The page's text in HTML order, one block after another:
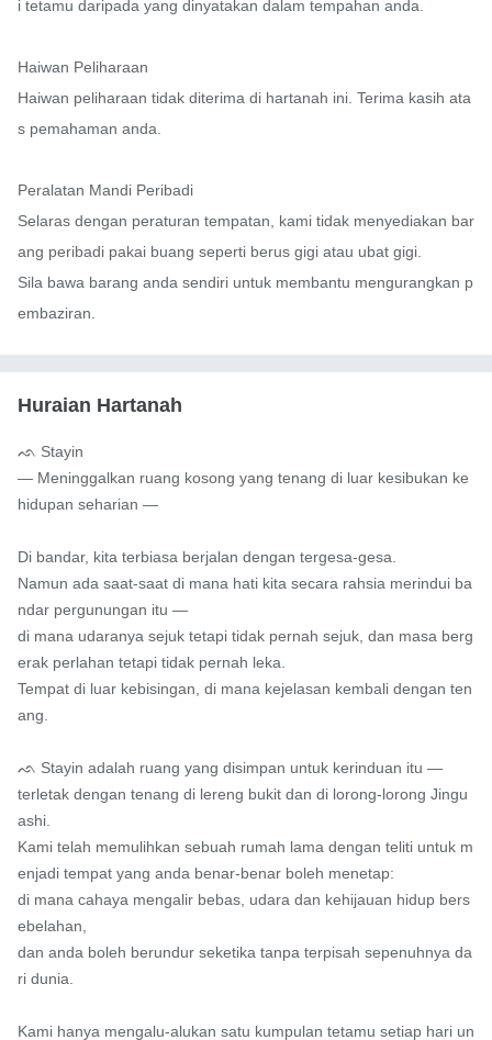
i tetamu daripada yang dinyatakan dalam tempahan anda.
Haiwan Peliharaan
Haiwan peliharaan tidak diterima di hartanah ini. Terima kasih ata
s pemahaman anda.
Peralatan Mandi Peribadi
Selaras dengan peraturan tempatan, kami tidak menyediakan bar
ang peribadi pakai buang seperti berus gigi atau ubat gigi.
Sila bawa barang anda sendiri untuk membantu mengurangkan p
embaziran.
Huraian Hartanah
ᨒ Stayin
— Meninggalkan ruang kosong yang tenang di luar kesibukan ke
hidupan seharian —
Di bandar, kita terbiasa berjalan dengan tergesa-gesa.
Namun ada saat-saat di mana hati kita secara rahsia merindui ba
ndar pergunungan itu —
di mana udaranya sejuk tetapi tidak pernah sejuk, dan masa berg
erak perlahan tetapi tidak pernah leka.
Tempat di luar kebisingan, di mana kejelasan kembali dengan ten
ang.
ᨒ Stayin adalah ruang yang disimpan untuk kerinduan itu —
terletak dengan tenang di lereng bukit dan di lorong-lorong Jingu
ashi.
Kami telah memulihkan sebuah rumah lama dengan teliti untuk m
enjadi tempat yang anda benar-benar boleh menetap:
di mana cahaya mengalir bebas, udara dan kehijauan hidup bers
ebelahan,
dan anda boleh berundur seketika tanpa terpisah sepenuhnya da
ri dunia.
Kami hanya mengalu-alukan satu kumpulan tetamu setiap hari un